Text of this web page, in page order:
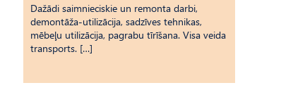
Dažādi saimnieciskie un remonta darbi,
demontāža-utilizācija, sadzīves tehnikas,
mēbeļu utilizācija, pagrabu tīrīšana. Visa veida
transports. […]